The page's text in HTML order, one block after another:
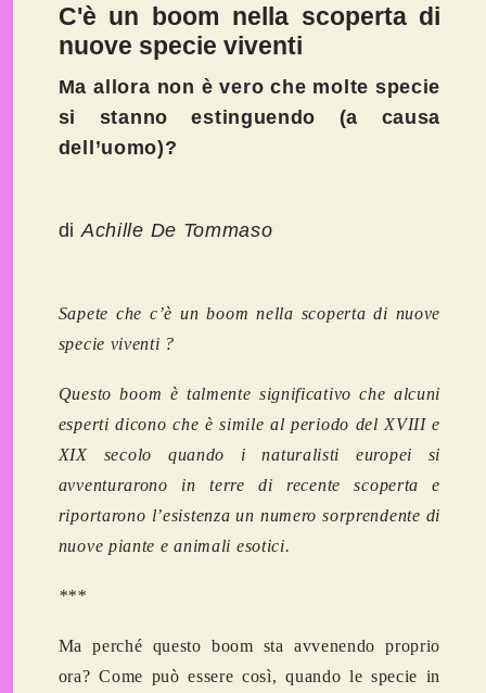
C'è un boom nella scoperta di
nuove specie viventi
Ma allora non è vero che molte specie
si stanno estinguendo (a causa
dell’uomo)?
di Achille De Tommaso
Sapete che c’è un boom nella scoperta di nuove
specie viventi ?
Questo boom è talmente significativo che alcuni
esperti dicono che è simile al periodo del XVIII e
XIX secolo quando i naturalisti europei si
avventurarono in terre di recente scoperta e
riportarono l’esistenza un numero sorprendente di
nuove piante e animali esotici.
***
Ma perché questo boom sta avvenendo proprio
ora? Come può essere così, quando le specie in